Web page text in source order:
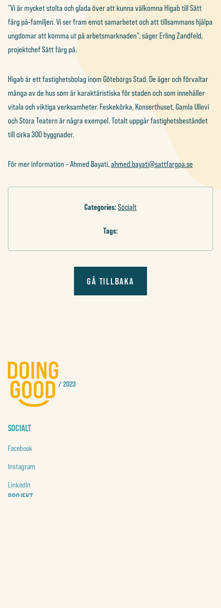
”Vi är mycket stolta och glada över att kunna välkomna Higab till Sätt
färg på-familjen. Vi ser fram emot samarbetet och att tillsammans hjälpa
ungdomar att komma ut på arbetsmarknaden”, säger Erling Zandfeld,
projektchef Sätt färg på.
Higab är ett fastighetsbolag inom Göteborgs Stad. De äger och förvaltar
många av de hus som är karaktäristiska för staden och som innehåller
vitala och viktiga verksamheter. Feskekôrka, Konserthuset, Gamla Ullevi
och Stora Teatern är några exempel. Totalt uppgår fastighetsbeståndet
till cirka 300 byggnader.
För mer information – Ahmed Bayati,ahmed.bayati@sattfargpa.se
Categories: Socialt
Tags:
GÅ TILLBAKA
/ 2023
SOCIALT
Facebook
Instagram
LinkedIn
PROJEKT